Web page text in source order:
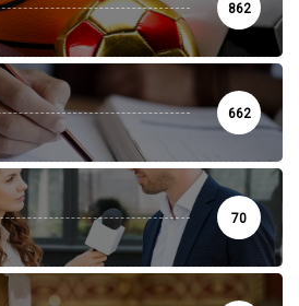
862
662
70